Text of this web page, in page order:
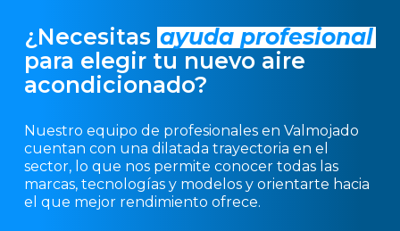
¿Necesitas ayuda profesional
para elegir tu nuevo aire
acondicionado?
Nuestro equipo de profesionales en Valmojado
cuentan con una dilatada trayectoria en el
sector, lo que nos permite conocer todas las
marcas, tecnologías y modelos y orientarte hacia
el que mejor rendimiento ofrece.